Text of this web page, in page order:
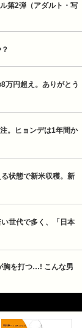
第2弾（アダルト・写
万円超え。ありがとう
。ヒョンデは1年間か
状態で新米収穫。新
世代で多く、「日本
胸を打つ…! こんな男